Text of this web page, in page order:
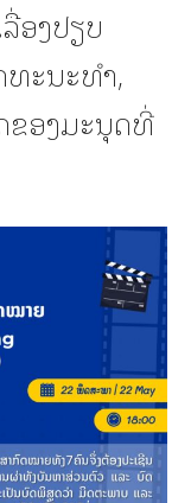
ອງປຽບ
ທະນະທຳ,
ຂອງມະນຸດທີ່